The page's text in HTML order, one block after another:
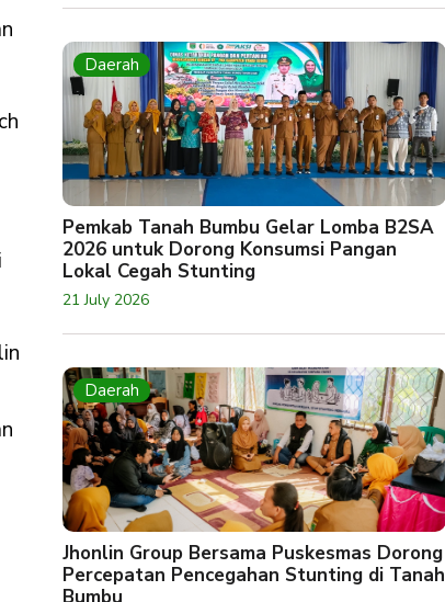
Daerah
Pemkab Tanah Bumbu Gelar Lomba B2SA
2026 untuk Dorong Konsumsi Pangan
Lokal Cegah Stunting
21 July 2026
Daerah
Jhonlin Group Bersama Puskesmas Dorong
Percepatan Pencegahan Stunting di Tanah